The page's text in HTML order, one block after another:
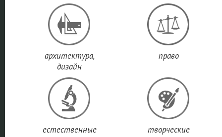
архитектура,
дизайн
право
естественные
творческие